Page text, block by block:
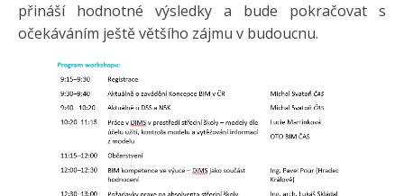
přináší hodnotné výsledky a bude pokračovat s
očekáváním ještě většího zájmu v budoucnu.